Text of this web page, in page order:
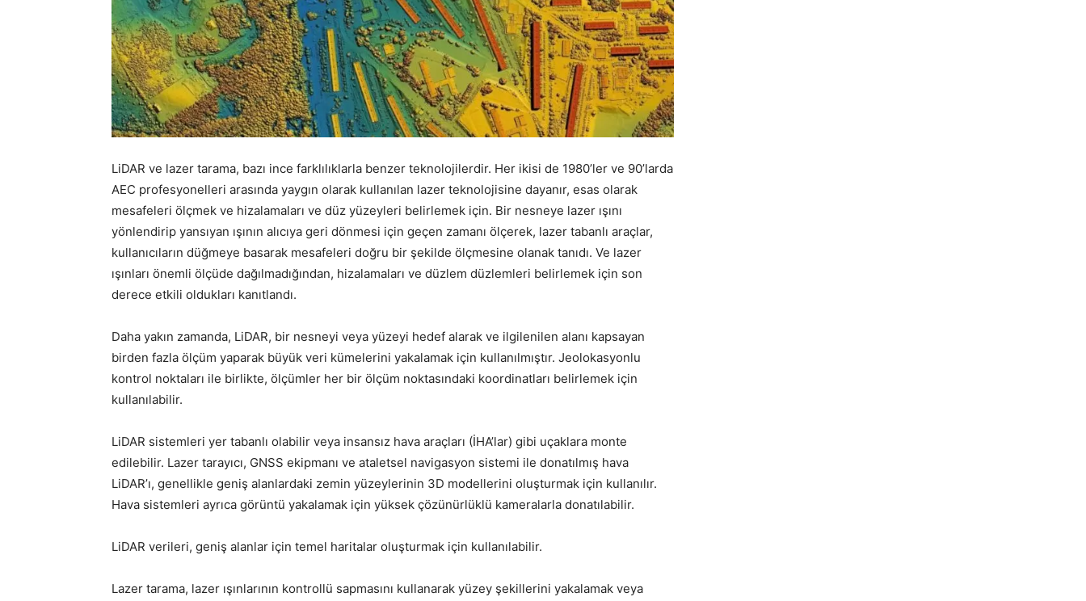
LiDAR ve lazer tarama, bazı ince farklılıklarla benzer teknolojilerdir. Her ikisi de 1980’ler ve 90’larda
AEC profesyonelleri arasında yaygın olarak kullanılan lazer teknolojisine dayanır, esas olarak
mesafeleri ölçmek ve hizalamaları ve düz yüzeyleri belirlemek için. Bir nesneye lazer ışını
yönlendirip yansıyan ışının alıcıya geri dönmesi için geçen zamanı ölçerek, lazer tabanlı araçlar,
kullanıcıların düğmeye basarak mesafeleri doğru bir şekilde ölçmesine olanak tanıdı. Ve lazer
ışınları önemli ölçüde dağılmadığından, hizalamaları ve düzlem düzlemleri belirlemek için son
derece etkili oldukları kanıtlandı.
Daha yakın zamanda, LiDAR, bir nesneyi veya yüzeyi hedef alarak ve ilgilenilen alanı kapsayan
birden fazla ölçüm yaparak büyük veri kümelerini yakalamak için kullanılmıştır. Jeolokasyonlu
kontrol noktaları ile birlikte, ölçümler her bir ölçüm noktasındaki koordinatları belirlemek için
kullanılabilir.
LiDAR sistemleri yer tabanlı olabilir veya insansız hava araçları (İHA’lar) gibi uçaklara monte
edilebilir. Lazer tarayıcı, GNSS ekipmanı ve ataletsel navigasyon sistemi ile donatılmış hava
LiDAR’ı, genellikle geniş alanlardaki zemin yüzeylerinin 3D modellerini oluşturmak için kullanılır.
Hava sistemleri ayrıca görüntü yakalamak için yüksek çözünürlüklü kameralarla donatılabilir.
LiDAR verileri, geniş alanlar için temel haritalar oluşturmak için kullanılabilir.
Lazer tarama, lazer ışınlarının kontrollü sapmasını kullanarak yüzey şekillerini yakalamak veya